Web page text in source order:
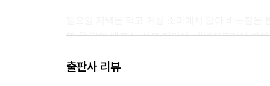
또 한 땀의 에로스. 산모 팬티에, 배냇저고리에 아
젖이 도는 기분은 어떤가요. 젖이 차는 느낌은 어
출판사 리뷰